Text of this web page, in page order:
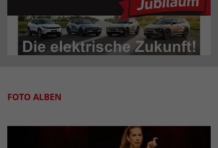
FOTO ALBEN